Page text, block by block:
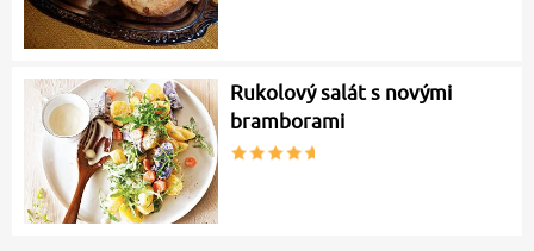
Rukolový salát s novými
bramborami